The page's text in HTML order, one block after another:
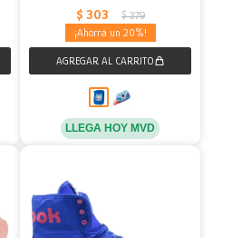
$ 303 $ 379
20
LLEGA HOY MVD